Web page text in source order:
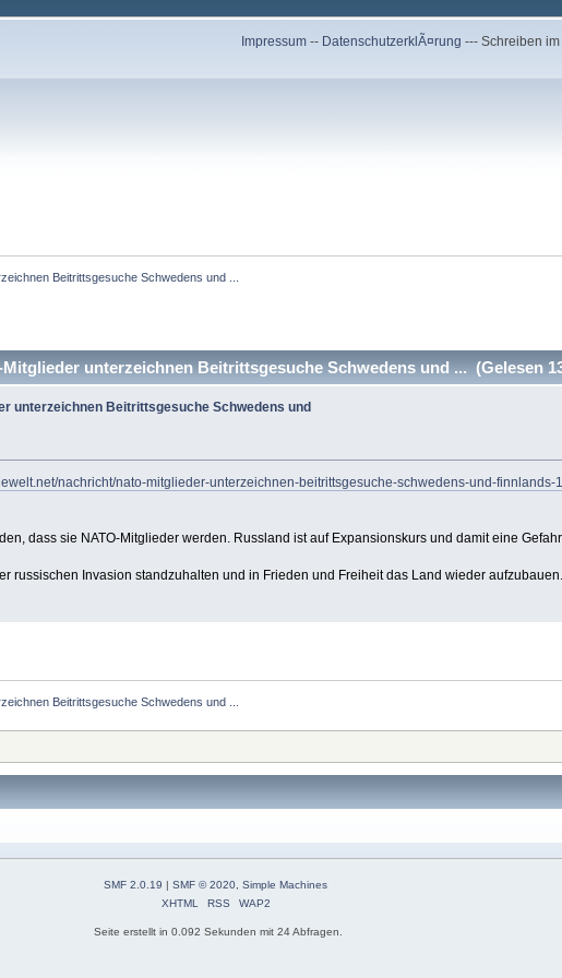
Impressum -- DatenschutzerklÃ¤rung --- Schreiben
Beitrittsgesuche Schwedens und ...
unterzeichnen Beitrittsgesuche Schwedens und ... (Gelesen
unterzeichnen Beitrittsgesuche Schwedens und
nachricht/nato-mitglieder-unterzeichnen-beitrittsgesuche-schwedens-und-finnlands-
dass sie NATO-Mitglieder werden. Russland ist auf Expansionskurs und damit eine
russischen Invasion standzuhalten und in Frieden und Freiheit das Land wieder aufzubauen.
Beitrittsgesuche Schwedens und ...
SMF 2.0.19 SMF © 2020, Simple Machines
XHTML
RSS WAP2
Seite erstellt in 0.092 Sekunden mit 24 Abfragen.